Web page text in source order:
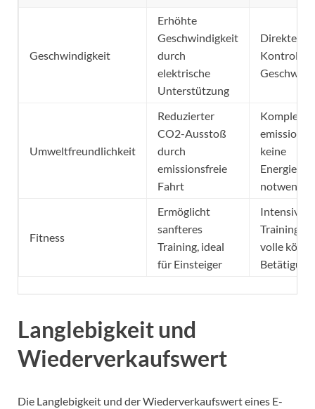
Geschwindigkeit
Erhöhte
Geschwindigkeit
durch
elektrische
Unterstützung
Direkte
Kontrolle
Umweltfreundlichkeit
Reduzierter
CO2-Ausstoß
durch
emissionsfreie
Fahrt
Komplett
keine
notwendig
Fitness
Ermöglicht
sanfteres
Training, ideal
für Einsteiger
Intensives
Training
volle
Betätigung
Langlebigkeit und
Wiederverkaufswert
Die Langlebigkeit und der Wiederverkaufswert eines E-